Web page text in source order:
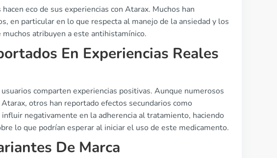
eco de sus experiencias con Atarax. Muchos han
en particular en lo que respecta al manejo de la ansiedad y los
atribuyen a este antihistamínico.
En Experiencias Reales
comparten experiencias positivas. Aunque numerosos
otros han reportado efectos secundarios como
negativamente en la adherencia al tratamiento, haciendo
lo que podrían esperar al iniciar el uso de este medicamento.
De Marca